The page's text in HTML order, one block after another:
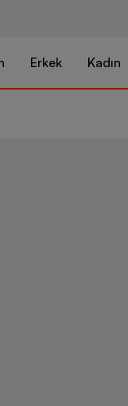
Erkek Kadın